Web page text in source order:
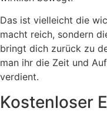
Das ist vielleicht die
macht reich, sondern
bringt dich zurück zu
man ihr die Zeit und
verdient.
Kostenloser